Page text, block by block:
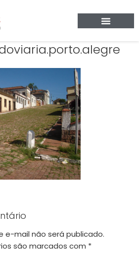
e-mail não será publicado.
são marcados com *